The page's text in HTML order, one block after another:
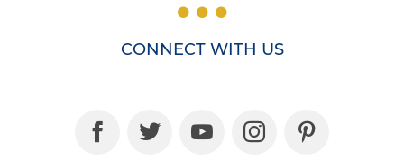
CONNECT WITH US